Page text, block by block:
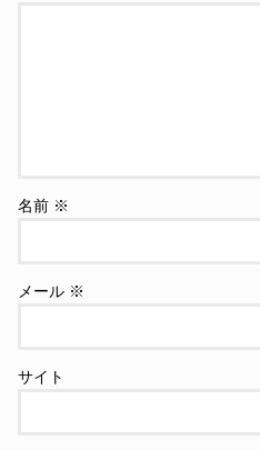
名前 ※
メール ※
サイト